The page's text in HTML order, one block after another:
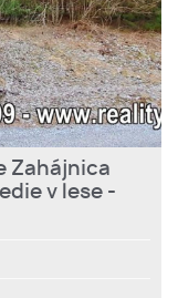
Zahájnica
v lese -